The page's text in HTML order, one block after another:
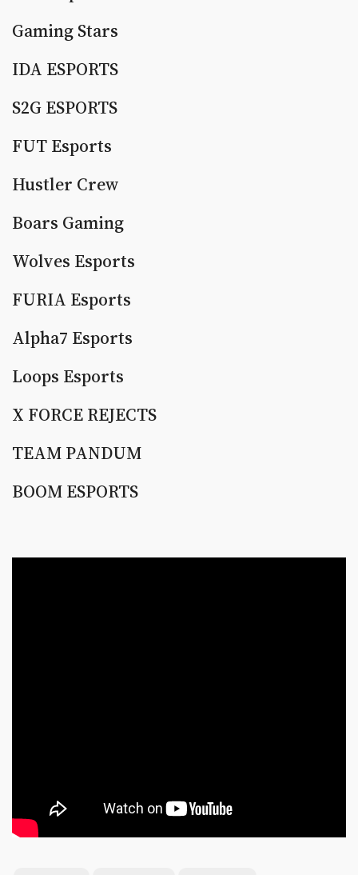
Gaming Stars
IDA ESPORTS
S2G ESPORTS
FUT Esports
Hustler Crew
Boars Gaming
Wolves Esports
FURIA Esports
Alpha7 Esports
Loops Esports
X FORCE REJECTS
TEAM PANDUM
BOOM ESPORTS